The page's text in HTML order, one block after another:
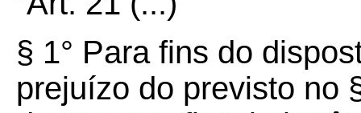
§ 1° Para fins do
prejuízo do previsto no